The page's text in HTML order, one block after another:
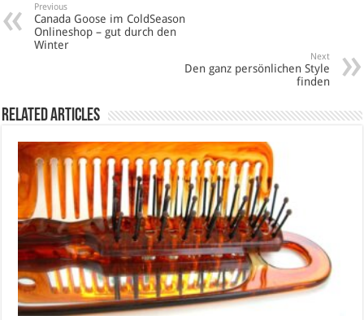
Previous
Canada Goose im ColdSeason
Onlineshop – gut durch den
Winter
Next
Den ganz persönlichen Style
finden
Related Articles